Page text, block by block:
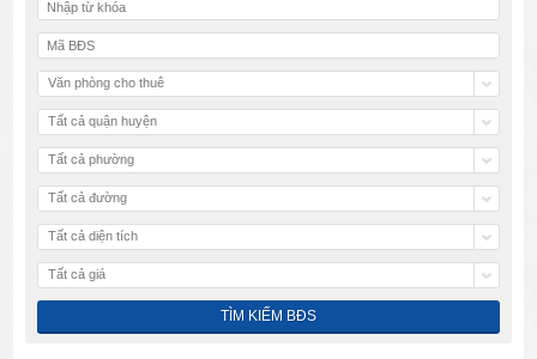
Văn phòng cho thuê
Tất cả quận huyện
Tất cả phường
Tất cả đường
Tất cả diện tích
Tất cả giá